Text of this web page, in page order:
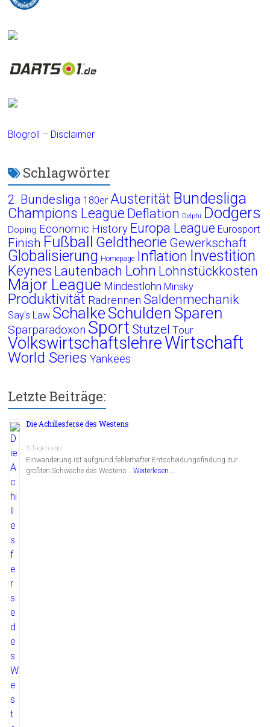
Blogroll – Disclaimer
Schlagwörter
2. Bundesliga 180er Austerität Bundesliga
Champions League Deflation Delphi Dodgers
Doping Economic History Europa League Eurosport
Finish Fußball Geldtheorie Gewerkschaft
Globalisierung Homepage Inflation Investition
Keynes Lautenbach Lohn Lohnstückkosten
Major League Mindestlohn Minsky
Produktivität Radrennen Saldenmechanik
Say's Law Schalke Schulden Sparen
Sparparadoxon Sport Stützel Tour
VolkswirtschaftslehreWirtschaft
World Series Yankees
Letzte Beiträge:
Die Achillesferse des Westens
3 Tagen ago
Einwanderung ist aufgrund fehlerhafter Entscheidungsfindung zur
größten Schwäche des Westens …Weiterlesen...